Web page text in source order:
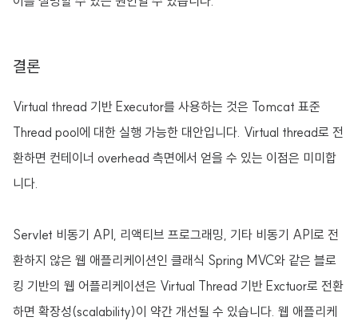
결론
Virtual thread 기반 Executor를 사용하는 것은 Tomcat 표준
Thread pool에 대한 실행 가능한 대안입니다. Virtual thread로 전
환하면 컨테이너 overhead 측면에서 얻을 수 있는 이점은 미미합
니다.
Servlet 비동기 API, 리액티브 프로그래밍, 기타 비동기 API로 전
환하지 않은 웹 애플리케이션인 클래식 Spring MVC와 같은 블로
킹 기반의 웹 어플리케이션은 Virtual Thread 기반 Exctuor로 전환
하면 확장성(scalability)이 약간 개선될 수 있습니다. 웹 애플리케